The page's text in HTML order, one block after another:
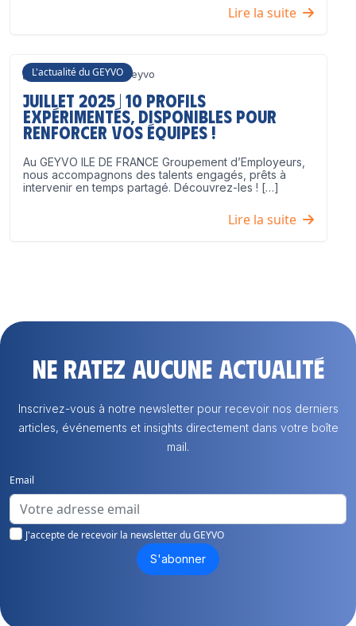
Lire la suite
L'actualité du GEYVO
3 juillet 2025 Geyvo
Juillet 2025 | 10 profils
expérimentés, disponibles pour
renforcer vos équipes !
Au GEYVO ILE DE FRANCE Groupement d’Employeurs,
nous accompagnons des talents engagés, prêts à
intervenir en temps partagé. Découvrez-les ! […]
Lire la suite
Ne ratez aucune actualité
Inscrivez-vous à notre newsletter pour recevoir nos derniers
articles, événements et insights directement dans votre boîte
mail.
Email
J'accepte de recevoir la newsletter du GEYVO
S'abonner